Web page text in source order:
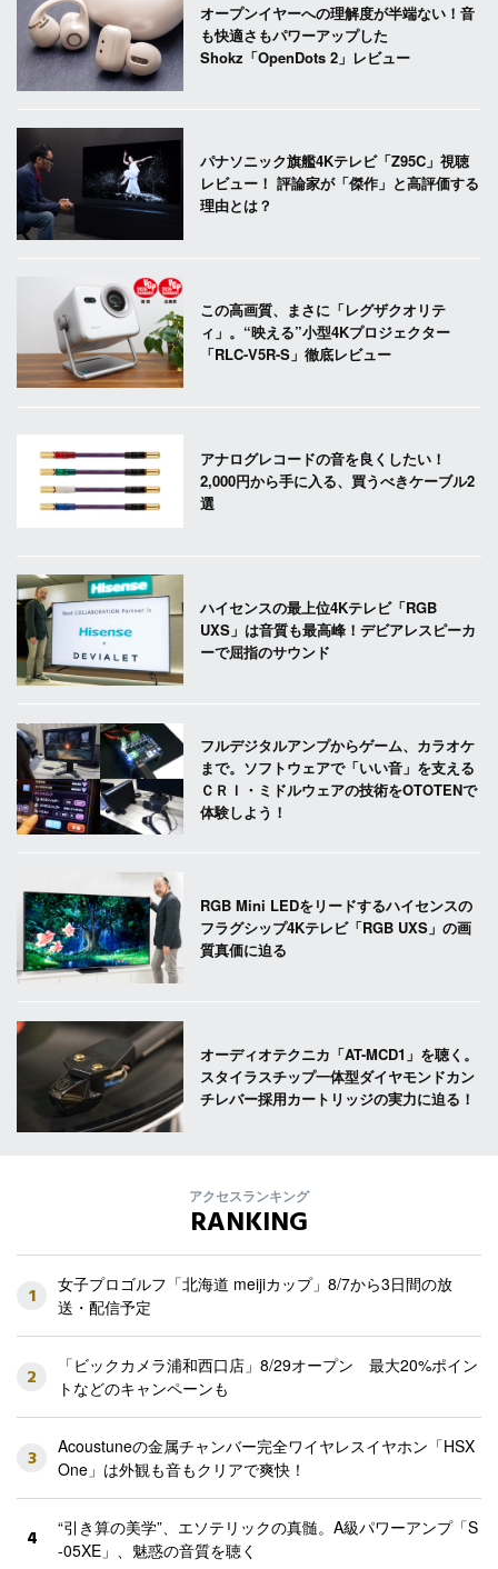
オープンイヤーへの理解度が半端ない！音
も快適さもパワーアップした
Shokz「OpenDots 2」レビュー
パナソニック旗艦4Kテレビ「Z95C」視聴
レビュー！ 評論家が「傑作」と高評価する
理由とは？
この高画質、まさに「レグザクオリテ
ィ」。“映える”小型4Kプロジェクター
「RLC-V5R-S」徹底レビュー
アナログレコードの音を良くしたい！
2,000円から手に入る、買うべきケーブル2
選
ハイセンスの最上位4Kテレビ「RGB
UXS」は音質も最高峰！デビアレスピーカ
ーで屈指のサウンド
フルデジタルアンプからゲーム、カラオケ
まで。ソフトウェアで「いい音」を支える
ＣＲＩ・ミドルウェアの技術をOTOTENで
体験しよう！
RGB Mini LEDをリードするハイセンスの
フラグシップ4Kテレビ「RGB UXS」の画
質真価に迫る
オーディオテクニカ「AT-MCD1」を聴く。
スタイラスチップ一体型ダイヤモンドカン
チレバー採用カートリッジの実力に迫る！
アクセスランキング
RANKING
1
女子プロゴルフ「北海道 meijiカップ」8/7から3日間の放
送・配信予定
2
「ビックカメラ浦和西口店」8/29オープン 最大20%ポイン
トなどのキャンペーンも
3
Acoustuneの金属チャンバー完全ワイヤレスイヤホン「HSX
One」は外観も音もクリアで爽快！
4
“引き算の美学”、エソテリックの真髄。A級パワーアンプ「S
-05XE」、魅惑の音質を聴く